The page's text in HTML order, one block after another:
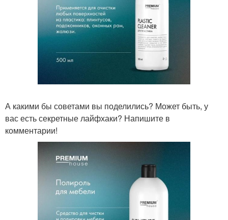
А какими бы советами вы поделились? Может быть, у
вас есть секретные лайфхаки? Напишите в
комментарии!